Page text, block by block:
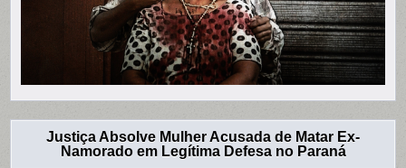
Justiça Absolve Mulher Acusada de Matar Ex-
Namorado em Legítima Defesa no Paraná